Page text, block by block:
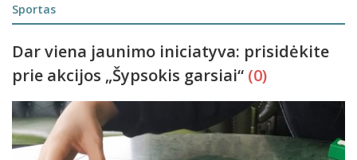
Sportas
Dar viena jaunimo iniciatyva: prisidėkite
prie akcijos „Šypsokis garsiai“ (0)